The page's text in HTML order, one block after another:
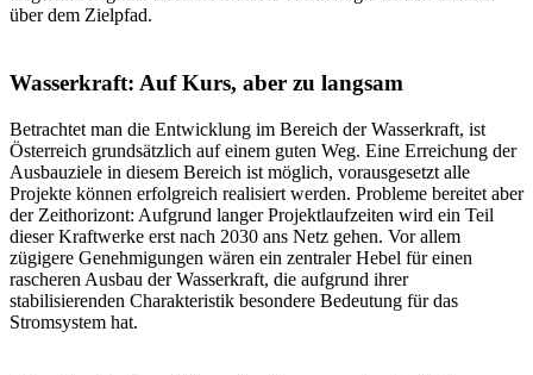
über dem Zielpfad.
Wasserkraft: Auf Kurs, aber zu langsam
Betrachtet man die Entwicklung im Bereich der Wasserkraft, ist
Österreich grundsätzlich auf einem guten Weg. Eine Erreichung der
Ausbauziele in diesem Bereich ist möglich, vorausgesetzt alle
Projekte können erfolgreich realisiert werden. Probleme bereitet aber
der Zeithorizont: Aufgrund langer Projektlaufzeiten wird ein Teil
dieser Kraftwerke erst nach 2030 ans Netz gehen. Vor allem
zügigere Genehmigungen wären ein zentraler Hebel für einen
rascheren Ausbau der Wasserkraft, die aufgrund ihrer
stabilisierenden Charakteristik besondere Bedeutung für das
Stromsystem hat.